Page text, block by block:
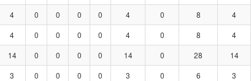
4 0 0 0 0 4 0 8 4
4 0 0 0 0 4 0 8 4
14 0 0 0 0 14 0 28 14
3 0 0 0 0 3 0 6 3